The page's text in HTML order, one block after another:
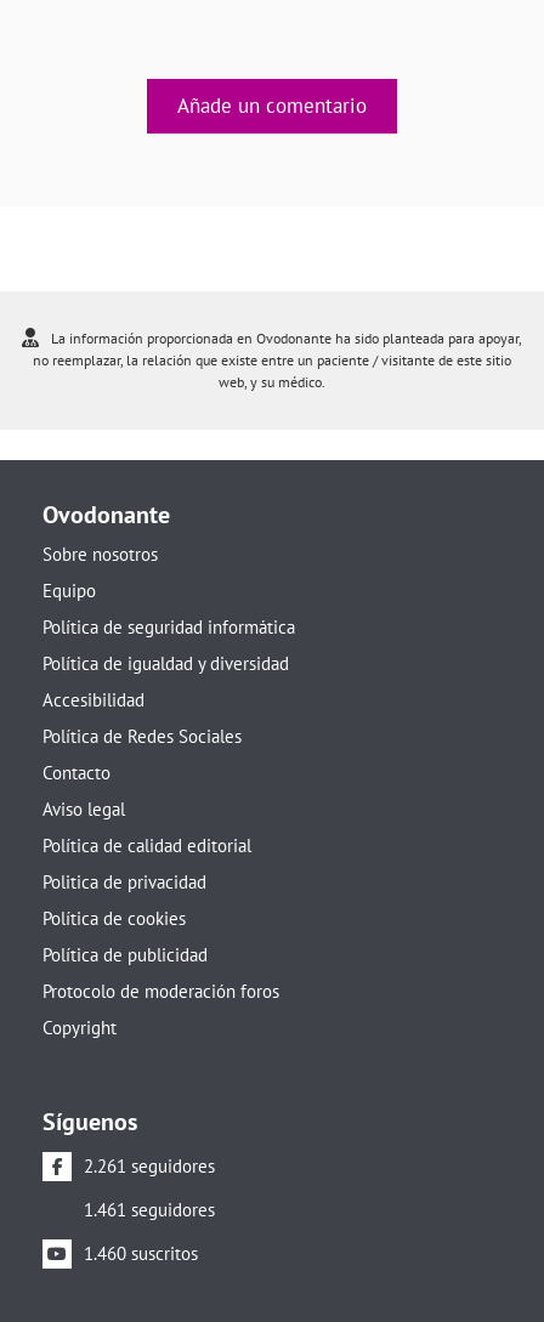
Añade un comentario
La información proporcionada en Ovodonante ha sido planteada para apoyar,
no reemplazar, la relación que existe entre un paciente / visitante de este sitio
web, y su médico.
Ovodonante
Sobre nosotros
Equipo
Política de seguridad informática
Política de igualdad y diversidad
Accesibilidad
Política de Redes Sociales
Contacto
Aviso legal
Política de calidad editorial
Politica de privacidad
Política de cookies
Política de publicidad
Protocolo de moderación foros
Copyright
Síguenos
2.261 seguidores
1.461 seguidores
1.460 suscritos